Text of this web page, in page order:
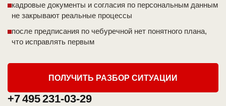
кадровые документы и согласия по персональным данным
не закрывают реальные процессы
после предписания по чебуречной нет понятного плана,
что исправлять первым
ПОЛУЧИТЬ РАЗБОР СИТУАЦИИ
+7 495 231-03-29